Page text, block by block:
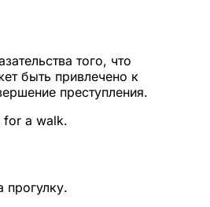
того, что
быть привлечено к
преступления.
for a walk.
прогулку.